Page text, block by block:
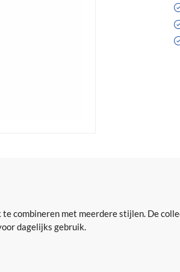
combineren met meerdere stijlen. De
dagelijks gebruik.